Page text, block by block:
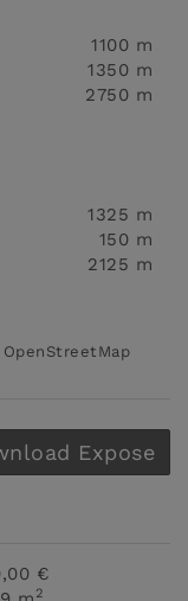
1100 m
1350 m
2750 m
1325 m
150 m
2125 m
Expose
€
2